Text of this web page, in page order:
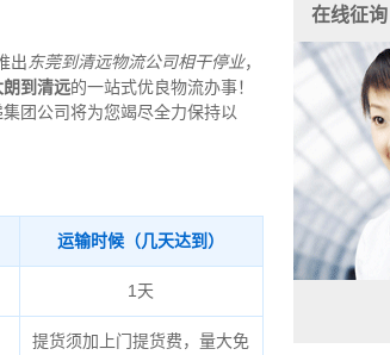
出东莞到清远物流公司相干停业，
朗到清远的一站式优良物流办事！
团公司将为您竭尽全力保持以
运输时候（几天达到）
1天
提货须加上门提货费，量大免
在线征询